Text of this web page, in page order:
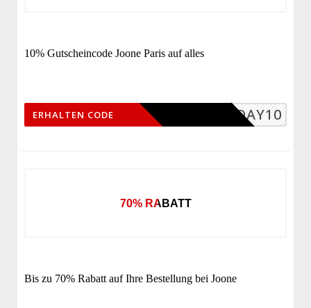
10% Gutscheincode Joone Paris auf alles
PPYDAY10
ERHALTEN CODE
70% RABATT
Bis zu 70% Rabatt auf Ihre Bestellung bei Joone